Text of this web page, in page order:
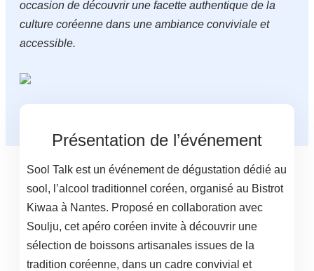
occasion de découvrir une facette authentique de la
culture coréenne dans une ambiance conviviale et
accessible.
Présentation de l’événement
Sool Talk est un événement de dégustation dédié au
sool, l’alcool traditionnel coréen, organisé au Bistrot
Kiwaa à Nantes. Proposé en collaboration avec
Soulju, cet apéro coréen invite à découvrir une
sélection de boissons artisanales issues de la
tradition coréenne, dans un cadre convivial et